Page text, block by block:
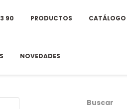
90 PRODUCTOS CATÁLOGO
NOVEDADES
Buscar